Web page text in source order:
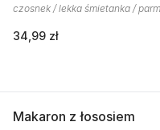
czosnek / lekka śmietanka /
34,99 zł
Makaron z łososiem